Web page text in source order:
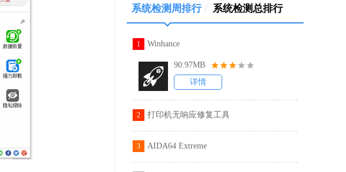
系统检测周排行 / 系统检测总排行
1 Winhance
90.97MB
详情
2 打印机无响应修复工具
3 AIDA64 Extreme